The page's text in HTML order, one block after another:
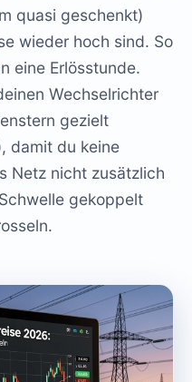
quasi geschenkt)
wieder hoch sind. So
eine Erlösstunde.
Wechselrichter
gezielt
damit du keine
Netz nicht zusätzlich
gekoppelt